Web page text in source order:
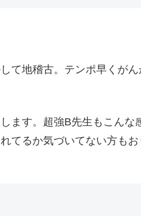
て地稽古。テンポ早くが
ます。超強B先生もこん
てるか気づいてない方も